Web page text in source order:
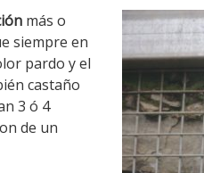
más o
siempre en
pardo y el
castaño
3 ó 4
de un